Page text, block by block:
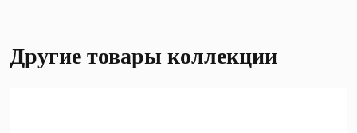
Другие товары коллекции